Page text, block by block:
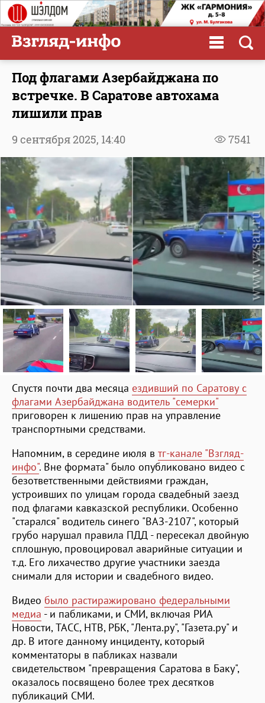
Под флагами Азербайджана по
встречке. В Саратове автохама
лишили прав
7541
9 сентября 2025, 14:40
Спустя почти два месяца ездивший по Саратову с
флагами Азербайджана водитель "семерки"
приговорен к лишению прав на управление
транспортными средствами.
Напомним, в середине июля в тг-канале "Взгляд-
инфо". Вне формата" было опубликовано видео с
безответственными действиями граждан,
устроивших по улицам города свадебный заезд
под флагами кавказской республики. Особенно
"старался" водитель синего "ВАЗ-2107", который
грубо нарушал правила ПДД - пересекал двойную
сплошную, провоцировал аварийные ситуации и
т.д. Его лихачество другие участники заезда
снимали для истории и свадебного видео.
Видео было растиражировано федеральными
медиа - и пабликами, и СМИ, включая РИА
Новости, ТАСС, НТВ, РБК, "Лента.ру", "Газета.ру" и
др. В итоге данному инциденту, который
комментаторы в пабликах назвали
свидетельством "превращения Саратова в Баку",
оказалось посвящено более трех десятков
публикаций СМИ.